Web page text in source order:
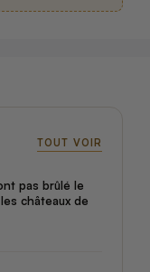
TOUT VOIR
pas brûlé le
châteaux de